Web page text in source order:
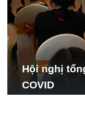
Hội nghị
COVID